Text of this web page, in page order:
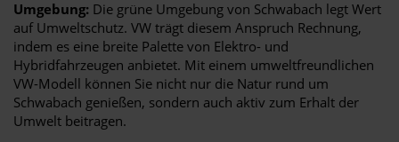
Umgebung: Die grüne Umgebung von Schwabach legt Wert
auf Umweltschutz. VW trägt diesem Anspruch Rechnung,
indem es eine breite Palette von Elektro- und
Hybridfahrzeugen anbietet. Mit einem umweltfreundlichen
VW-Modell können Sie nicht nur die Natur rund um
Schwabach genießen, sondern auch aktiv zum Erhalt der
Umwelt beitragen.